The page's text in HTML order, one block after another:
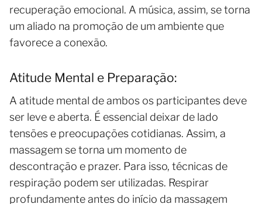
recuperação emocional. A música, assim, se torna
um aliado na promoção de um ambiente que
favorece a conexão.
Atitude Mental e Preparação:
A atitude mental de ambos os participantes deve
ser leve e aberta. É essencial deixar de lado
tensões e preocupações cotidianas. Assim, a
massagem se torna um momento de
descontração e prazer. Para isso, técnicas de
respiração podem ser utilizadas. Respirar
profundamente antes do início da massagem